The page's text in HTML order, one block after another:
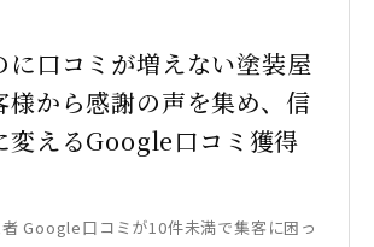
に口コミが増えない塗装屋
様から感謝の声を集め、信
変えるGoogle口コミ獲得
Google口コミが10件未満で集客に困っ